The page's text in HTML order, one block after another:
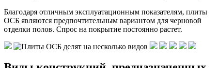
Благодаря отличным эксплуатационным показателям, плиты
ОСБ являются предпочтительным вариантом для черновой
отделки полов. Спрос на покрытие постоянно растет.